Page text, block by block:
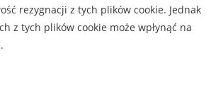
rezygnacji z tych plików cookie. Jednak
z tych plików cookie może wpłynąć na